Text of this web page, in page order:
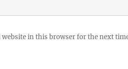
website in this browser for the next